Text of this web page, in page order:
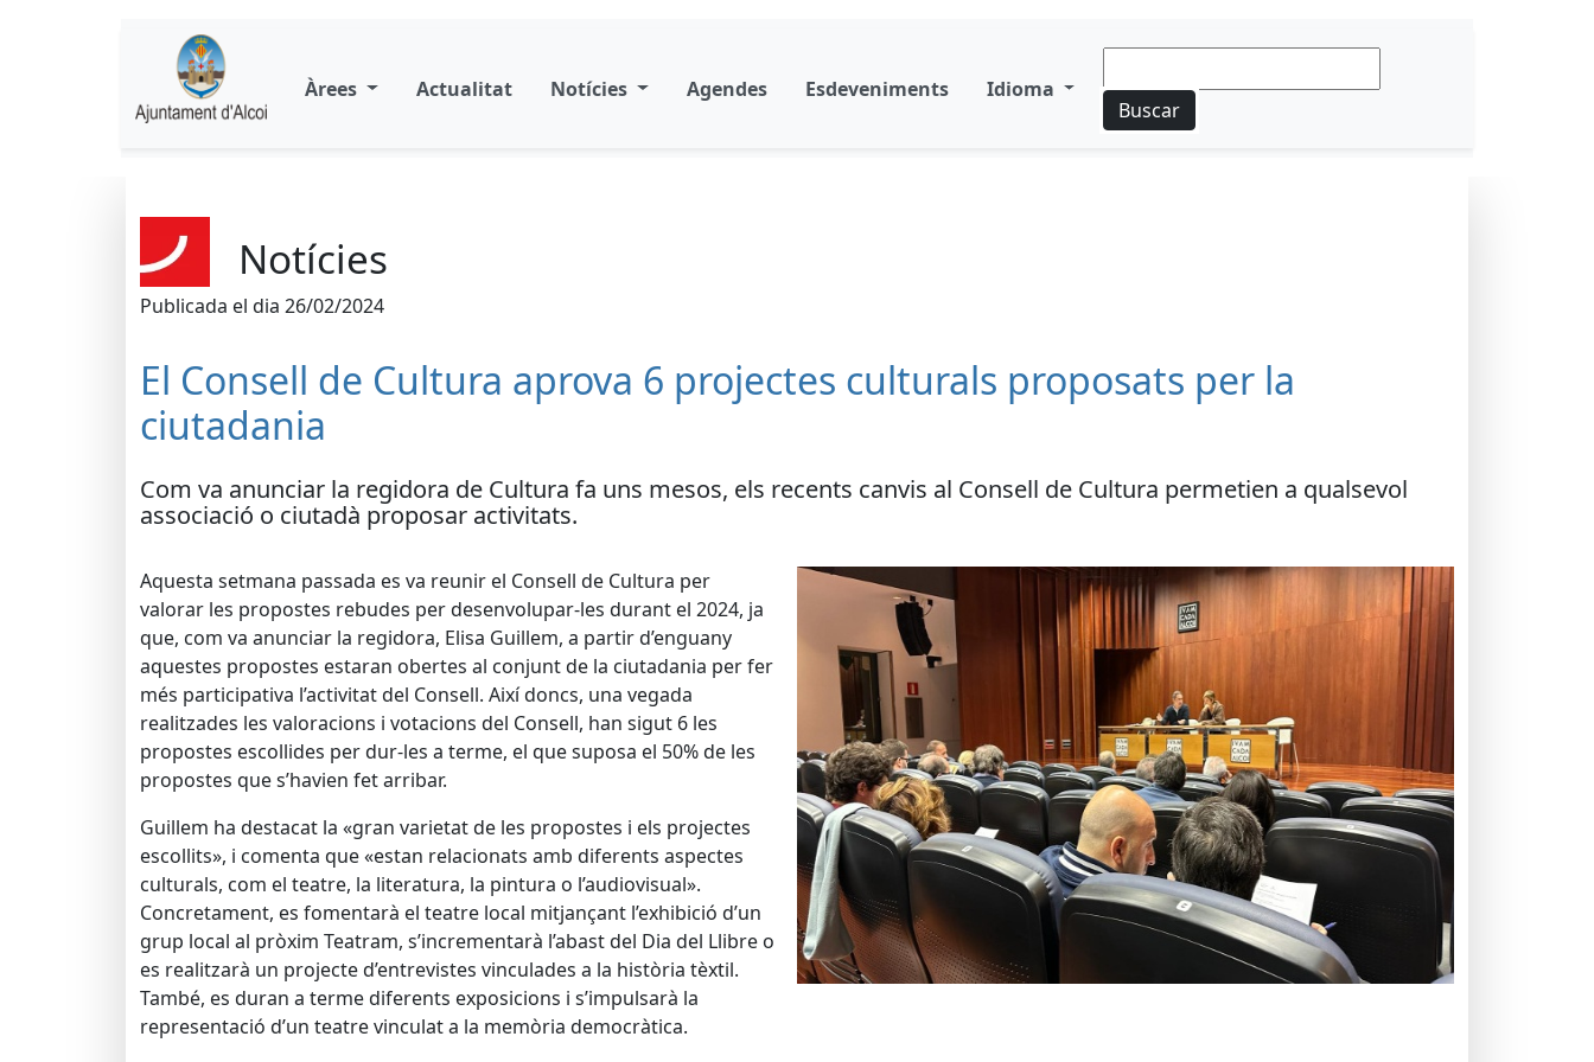
Àrees Actualitat Notícies Agendes Esdeveniments
Idioma
Buscar
Notícies
Publicada el dia 26/02/2024
El Consell de Cultura aprova 6 projectes culturals proposats per la
ciutadania
Com va anunciar la regidora de Cultura fa uns mesos, els recents canvis al Consell de Cultura permetien a qualsevol
associació o ciutadà proposar activitats.
Aquesta setmana passada es va reunir el Consell de Cultura per
valorar les propostes rebudes per desenvolupar-les durant el 2024, ja
que, com va anunciar la regidora, Elisa Guillem, a partir d’enguany
aquestes propostes estaran obertes al conjunt de la ciutadania per fer
més participativa l’activitat del Consell. Així doncs, una vegada
realitzades les valoracions i votacions del Consell, han sigut 6 les
propostes escollides per dur-les a terme, el que suposa el 50% de les
propostes que s’havien fet arribar.
Guillem ha destacat la «gran varietat de les propostes i els projectes
escollits», i comenta que «estan relacionats amb diferents aspectes
culturals, com el teatre, la literatura, la pintura o l’audiovisual».
Concretament, es fomentarà el teatre local mitjançant l’exhibició d’un
grup local al pròxim Teatram, s’incrementarà l’abast del Dia del Llibre o
es realitzarà un projecte d’entrevistes vinculades a la història tèxtil.
També, es duran a terme diferents exposicions i s’impulsarà la
representació d’un teatre vinculat a la memòria democràtica.